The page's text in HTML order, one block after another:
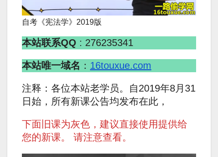
自考《宪法学》2019版
本站联系QQ : 276235341
本站唯一域名 ： 16touxue.com
注释：各位本站老学员。自2019年8月31
日始，所有新课公告均发布在此，
下面旧课为灰色，建议直接使用提供给
您的新课。 请注意查看。